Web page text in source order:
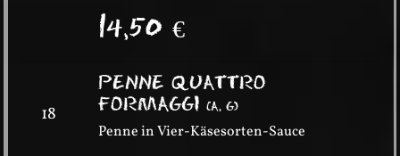
14,50€
18
PENNE QUATTRO
FORMAGGI(A, G)
Penne in Vier-Käsesorten-Sauce